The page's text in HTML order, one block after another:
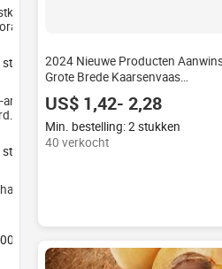
12
kilometer
2024 Nieuwe Producten
Grote Brede Kaarsenvaas
Zandwas Kaarsen in Glazen Pot
Bruiloft Glazen Vazen voor
Kaarsen
US$ 1,42- 2,28
Min. bestelling: 2 stukken
40 verkocht